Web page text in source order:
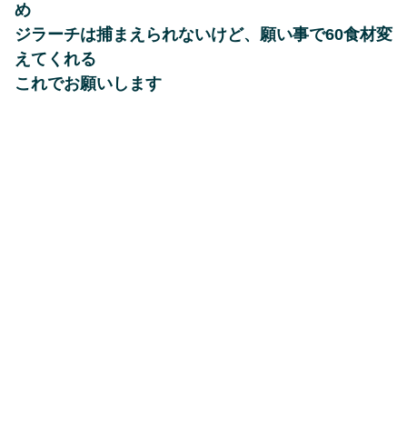
め
ジラーチは捕まえられないけど、願い事で60食材変
えてくれる
これでお願いします